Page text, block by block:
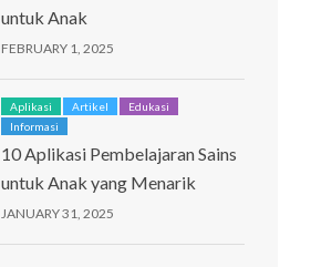
untuk Anak
FEBRUARY 1, 2025
Aplikasi Artikel
Edukasi
Informasi
10 Aplikasi Pembelajaran Sains
untuk Anak yang Menarik
JANUARY 31, 2025